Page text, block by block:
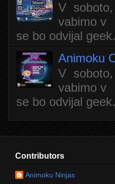
V soboto,
vabimo v
se bo odvijal
Animoku
V soboto,
vabimo v
se bo odvijal
Contributors
Animoku Ninjas